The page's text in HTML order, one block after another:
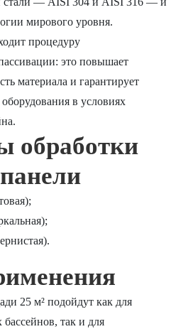
мирового уровня.
процедуру
это повышает
материала и гарантирует
в условиях
обработки
25 м² подойдут как для
бассейнов, так и для